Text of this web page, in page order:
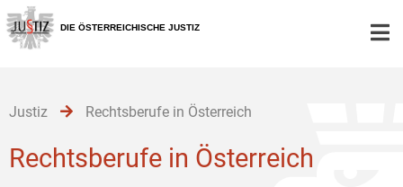
Zur
Hauptnavigation
[1]
Zum
Inhalt
[2]
Zum
Untermenü
[3]
DIE ÖSTERREICHISCHE JUSTIZ
Justiz Rechtsberufe in Österreich
Rechtsberufe in Österreich